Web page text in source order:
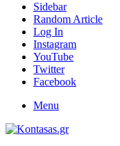
Sidebar
Random Article
Log In
Instagram
YouTube
Twitter
Facebook
Menu